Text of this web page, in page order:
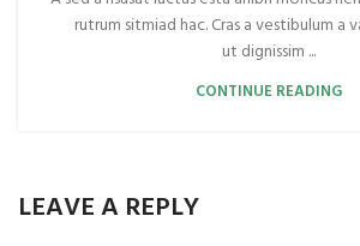
rutrum sitmiad hac. Cras a vestibulum a
ut dignissim ...
CONTINUE READING
LEAVE A REPLY